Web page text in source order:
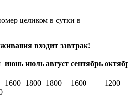
целиком в сутки в
входит завтрак!
июнь июль август сентябрь
1600 1800 1800 1600 1200